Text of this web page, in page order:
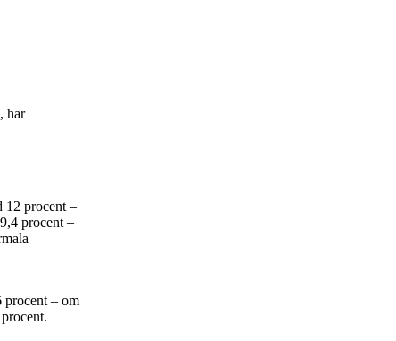
har
12 procent –
procent –
procent – om